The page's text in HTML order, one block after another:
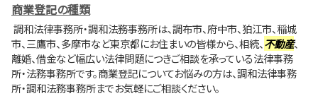
商業登記の種類
調和法律事務所・調和法務事務所は、調布市、府中市、狛江市、稲城
市、三鷹市、多摩市など東京都にお住まいの皆様から、相続、不動産、
離婚、借金など幅広い法律問題につきご相談を承っている法律事務
所・法務事務所です。商業登記についてお悩みの方は、調和法律事務
所・調和法務事務所までお気軽にご相談ください。